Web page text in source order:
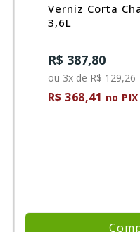
Verniz Corta
3,6L
R$ 387,80
ou 3x de R$ 129,26
R$ 368,41 no PIX